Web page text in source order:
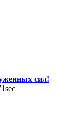
сил!